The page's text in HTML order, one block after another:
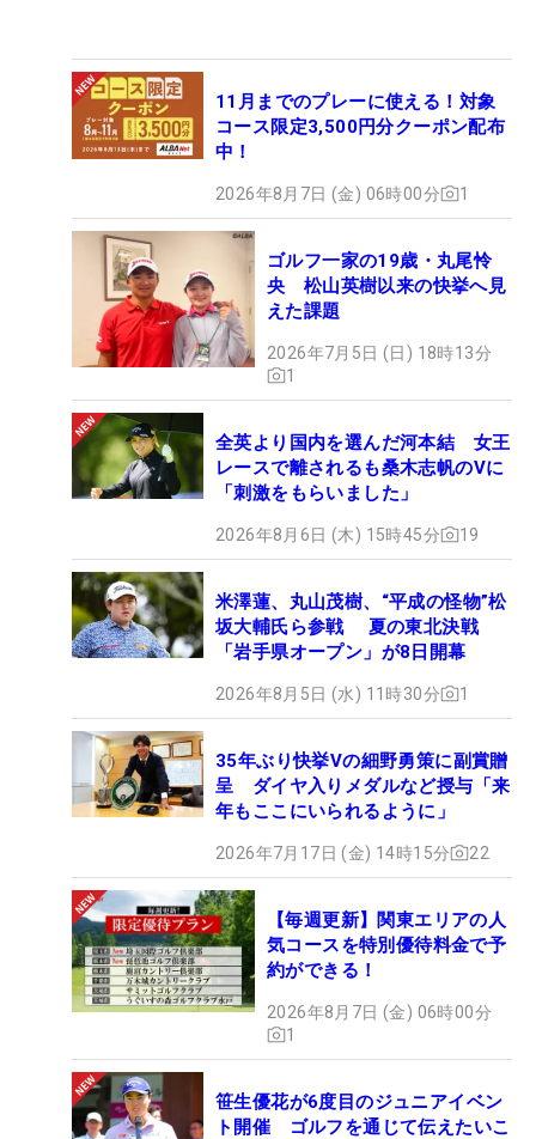
11月までのプレーに使える！対象
コース限定3,500円分クーポン配布
中！
2026年8月7日 (金) 06時00分 1
ゴルフ一家の19歳・丸尾怜
央 松山英樹以来の快挙へ見
えた課題
2026年7月5日 (日) 18時13分
1
全英より国内を選んだ河本結 女王
レースで離されるも桑木志帆のVに
「刺激をもらいました」
2026年8月6日 (木) 15時45分 19
米澤蓮、丸山茂樹、“平成の怪物”松
坂大輔氏ら参戦 夏の東北決戦
「岩手県オープン」が8日開幕
2026年8月5日 (水) 11時30分 1
35年ぶり快挙Vの細野勇策に副賞贈
呈 ダイヤ入りメダルなど授与「来
年もここにいられるように」
2026年7月17日 (金) 14時15分 22
【毎週更新】関東エリアの人
気コースを特別優待料金で予
約ができる！
2026年8月7日 (金) 06時00分
1
笹生優花が6度目のジュニアイベン
ト開催 ゴルフを通じて伝えたいこ